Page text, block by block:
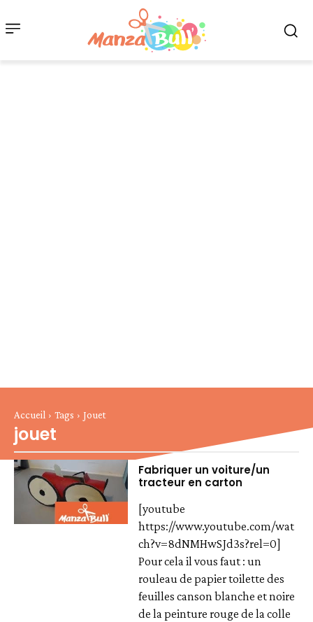
Accueil Tags Jouet
jouet
Fabriquer un voiture/un
tracteur en carton
[youtube
https://www.youtube.com/wat
ch?v=8dNMHwSJd3s?rel=0]
Pour cela il vous faut : un
rouleau de papier toilette des
feuilles canson blanche et noire
de la peinture rouge de la colle